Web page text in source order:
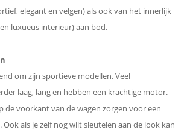
elegant en velgen) als ook van het innerlijk
luxueus interieur) aan bod.
om zijn sportieve modellen. Veel
laag, lang en hebben een krachtige motor.
de voorkant van de wagen zorgen voor een
Ook als je zelf nog wilt sleutelen aan de look kan